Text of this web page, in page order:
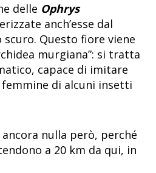
delle Ophrys
anch’esse dal
scuro. Questo fiore viene
murgiana”: si tratta
capace di imitare
di alcuni insetti
nulla però, perché
a 20 km da qui, in